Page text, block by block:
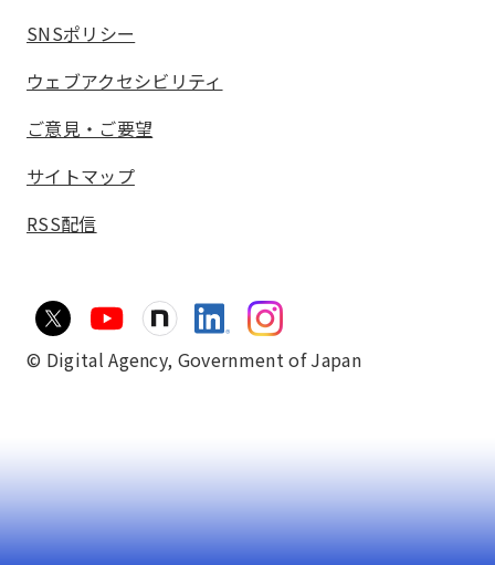
SNSポリシー
ウェブアクセシビリティ
ご意見・ご要望
サイトマップ
RSS配信
© Digital Agency, Government of Japan